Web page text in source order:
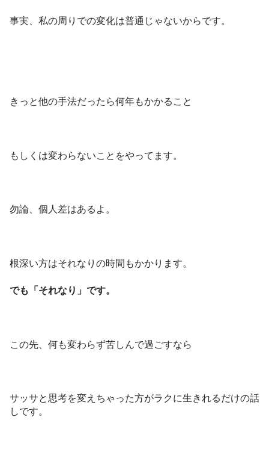
事実、私の周りでの変化は普通じゃないからです。
きっと他の手法だったら何年もかかること
もしくは変わらないことをやってます。
勿論、個人差はあるよ。
根深い方はそれなりの時間もかかります。
でも「それなり」です。
この先、何も変わらず苦しんで過ごすなら
サッサと思考を変えちゃった方がラクに生きれるだけの話
しです。